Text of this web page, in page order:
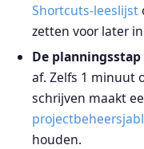
Shortcuts-leeslijst
zetten voor later
De
af. Zelfs 1 minuut
schrijven maakt
houden.